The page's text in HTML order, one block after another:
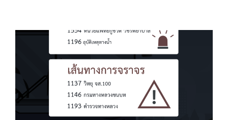
types,
to
choose
to
use
for
the